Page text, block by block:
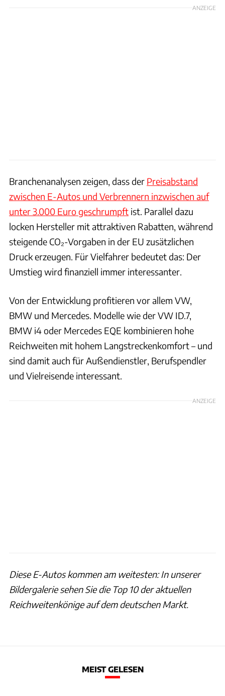
ANZEIGE
Branchenanalysen zeigen, dass der Preisabstand
zwischen E-Autos und Verbrennern inzwischen auf
unter 3.000 Euro geschrumpft ist. Parallel dazu
locken Hersteller mit attraktiven Rabatten, während
steigende CO₂-Vorgaben in der EU zusätzlichen
Druck erzeugen. Für Vielfahrer bedeutet das: Der
Umstieg wird finanziell immer interessanter.
Von der Entwicklung profitieren vor allem VW,
BMW und Mercedes. Modelle wie der VW ID.7,
BMW i4 oder Mercedes EQE kombinieren hohe
Reichweiten mit hohem Langstreckenkomfort – und
sind damit auch für Außendienstler, Berufspendler
und Vielreisende interessant.
ANZEIGE
Diese E-Autos kommen am weitesten: In unserer
Bildergalerie sehen Sie die Top 10 der aktuellen
Reichweitenkönige auf dem deutschen Markt.
MEIST GELESEN